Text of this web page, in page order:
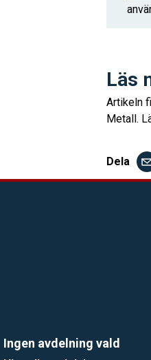
Läs
Artikeln
Metall.
Dela
Ingen avdelning vald